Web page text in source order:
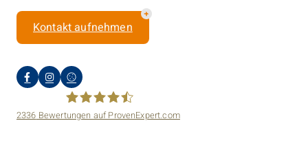
Kontakt aufnehmen
2336 Bewertungen auf ProvenExpert.com